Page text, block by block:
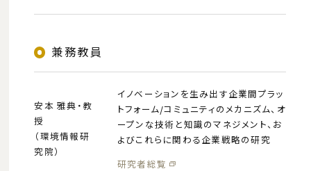
兼務教員
安本 雅典・教
授
（環境情報研
究院）
イノベーションを生み出す企業間プラッ
トフォーム/コミュニティのメカニズム、オ
ープンな技術と知識のマネジメント、お
よびこれらに関わる企業戦略の研究
研究者総覧